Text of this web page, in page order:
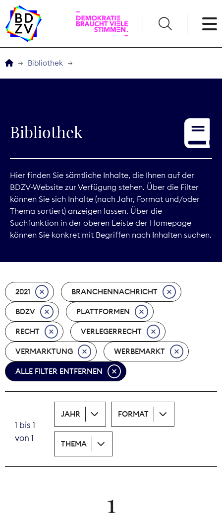
Service
Digitales
Kommunikation
Marktdaten
Nachhaltigkeit
Nachwuchs
Nova Award
Pressefreiheit
Print
Recht
Tarifpolitik
Theodor-Wolff-Preis
Bibliothek
Bibliothek
Hier finden Sie sämtliche Inhalte, die Ihnen auf der
BDZV-Website zur Verfügung stehen. Über die Filter
können Sie sich Inhalte (nach Jahr, Format und/oder
Thema sortiert) anzeigen lassen. Über die
Suchfunktion in der oberen Leiste der Homepage
können Sie konkret mit Begriffen nach Inhalten suchen.
2021 BRANCHENNACHRICHT
BDZV PLATTFORMEN
RECHT VERLEGERRECHT
VERMARKTUNG WERBEMARKT
ALLE FILTER ENTFERNEN
1 bis 1
von 1
JAHR FORMAT
THEMA
1